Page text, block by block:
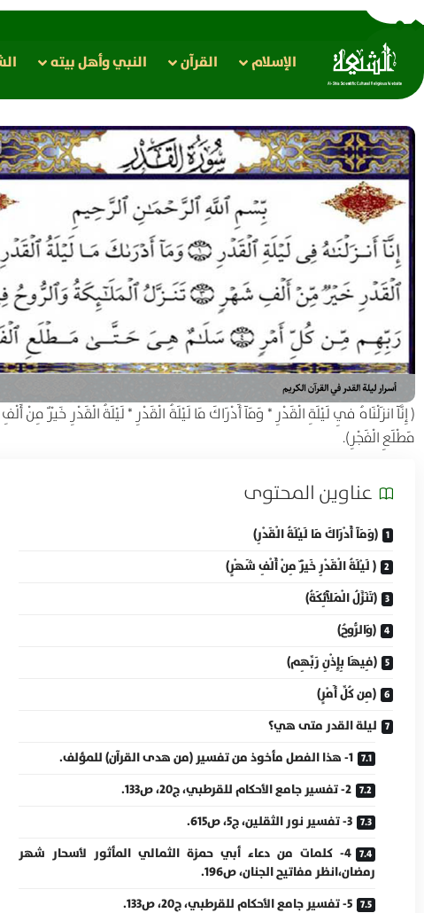
الإسلام القرآن النبي وأهل بيته
( إِنَّآ انزَلْنَاهُ فِي لَيْلَةِ الْقَدْرِ * وَمَآ أَدْرَاكَ مَا لَيْلَةُ الْقَدْرِ * لَيْلَةُ الْقَدْرِ
مَطْلَعِ الْفَجْرِ).
عناوين المحتوی
(وَمَآ أَدْرَاكَ مَا لَيْلَةُ الْقَدْرِ)
( لَيْلَةُ الْقَدْرِ خَيْرٌ مِنْ أَلْفِ شَهْرٍ)
(تَنَزَّلُ الْمَلآَئِكَةُ)
(وَالرُّوحُ)
(فِيهَا بِإِذْنِ رَبِّهِم)
(مِن كُلِّ أَمْرٍ)
ليلة القدر متى هي؟
1- هذا الفصل مأخوذ من تفسير (من هدى القرآن) للمؤلف.
2- تفسير جامع الأحكام للقرطبي، ج20، ص133.
3- تفسير نور الثقلين، ج5، ص615.
4- كلمات من دعاء أبي حمزة الثمالي المأثور لأسحار شهر
رمضان،انظر مفاتيح الجنان، ص196.
5- تفسير جامع الأحكام للقرطبي، ج20، ص133.